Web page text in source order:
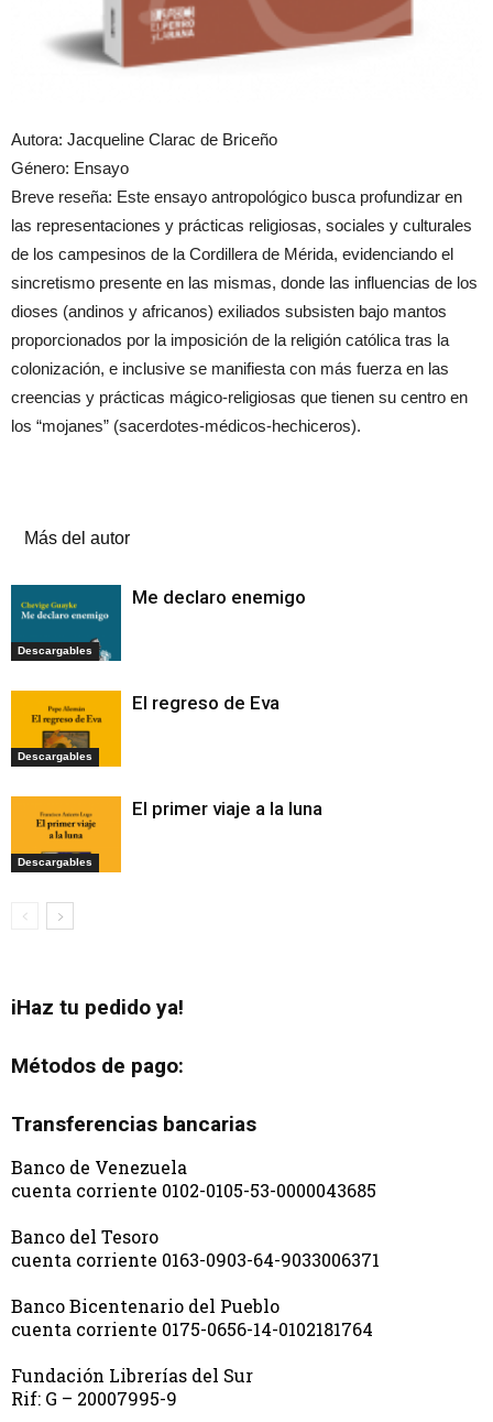
Autora: Jacqueline Clarac de Briceño
Género: Ensayo
Breve reseña: Este ensayo antropológico busca profundizar en
las representaciones y prácticas religiosas, sociales y culturales
de los campesinos de la Cordillera de Mérida, evidenciando el
sincretismo presente en las mismas, donde las influencias de los
dioses (andinos y africanos) exiliados subsisten bajo mantos
proporcionados por la imposición de la religión católica tras la
colonización, e inclusive se manifiesta con más fuerza en las
creencias y prácticas mágico-religiosas que tienen su centro en
los “mojanes” (sacerdotes-médicos-hechiceros).
Más del autor
Descargables
Me declaro enemigo
Descargables
El regreso de Eva
Descargables
El primer viaje a la luna
iHaz tu pedido ya!
Métodos de pago:
Transferencias bancarias
Banco de Venezuela
cuenta corriente 0102-0105-53-0000043685
Banco del Tesoro
cuenta corriente 0163-0903-64-9033006371
Banco Bicentenario del Pueblo
cuenta corriente 0175-0656-14-0102181764
Fundación Librerías del Sur
Rif: G – 20007995-9